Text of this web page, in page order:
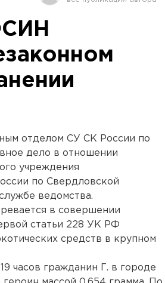
отделом СУ СК России по
дело в отношении
учреждения
по Свердловской
ведомства.
в совершении
статьи 228 УК РФ
средств в крупном
часов гражданин Г. в городе